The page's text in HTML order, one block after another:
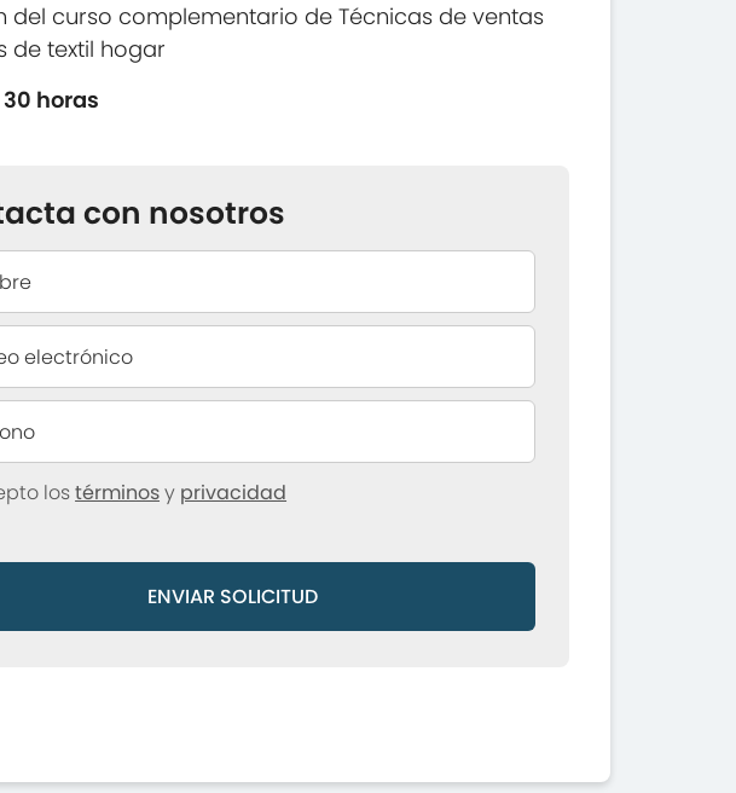
del curso complementario de Técnicas de ventas
de textil hogar
30 horas
con nosotros
lostérminosy privacidad
ENVIAR SOLICITUD